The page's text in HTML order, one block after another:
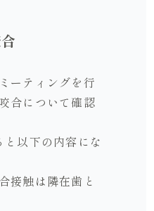
ーティングを行
合について確認
以下の内容にな
接触は隣在歯と